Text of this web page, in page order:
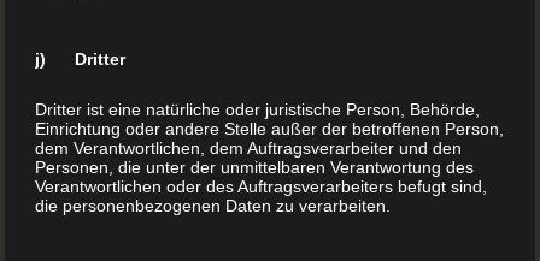
„Geheimrezepten“? Was bislang Ihnen und Ihrer Familie
im Mund zusammenlaufen lassen.
Das wäre Ihnen schon zu viel
j) Dritter
Dritter ist eine natürliche oder juristische Person, Behörde,
Einrichtung oder andere Stelle außer der betroffenen Person,
dem Verantwortlichen, dem Auftragsverarbeiter und den
Personen, die unter der unmittelbaren Verantwortung des
Verantwortlichen oder des Auftragsverarbeiters befugt sind,
die personenbezogenen Daten zu verarbeiten.